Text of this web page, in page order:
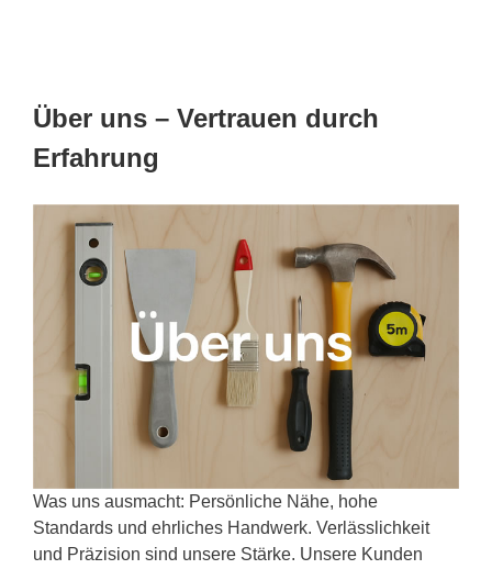
Über uns – Vertrauen durch
Erfahrung
Was uns ausmacht: Persönliche Nähe, hohe
Standards und ehrliches Handwerk. Verlässlichkeit
und Präzision sind unsere Stärke. Unsere Kunden